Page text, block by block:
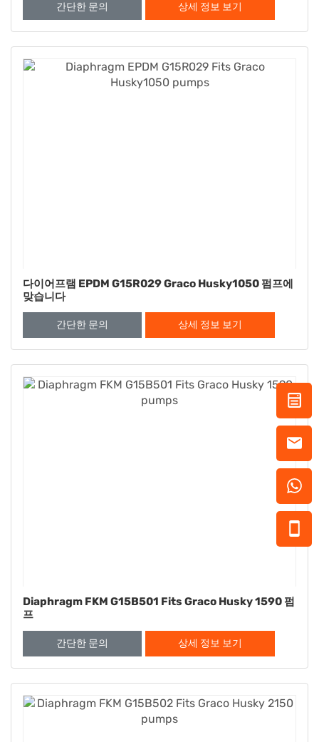
간단한 문의 상세 정보 보기
다이어프램 EPDM G15R029 Graco Husky1050 펌프에
맞습니다
간단한 문의 상세 정보 보기
Diaphragm FKM G15B501 Fits Graco Husky 1590 펌
프
간단한 문의 상세 정보 보기